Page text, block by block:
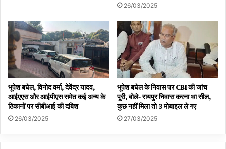
26/03/2025
भूपेश बघेल, विनोद वर्मा, देवेंद्र यादव,
आईएएस और आईपीएस समेत कई अन्य के
ठिकानों पर सीबीआई की दबिश
26/03/2025
भूपेश बघेल के निवास पर CBI की जांच
पूरी, बोले- रायपुर निवास करना था सील,
कुछ नहीं मिला तो 3 मोबाइल ले गए
27/03/2025